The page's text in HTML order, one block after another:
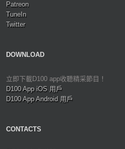
Patreon
TuneIn
Twitter
DOWNLOAD
立即下載D100 app收聽精采節目！
D100 App iOS 用戶
D100 App Android 用戶
CONTACTS